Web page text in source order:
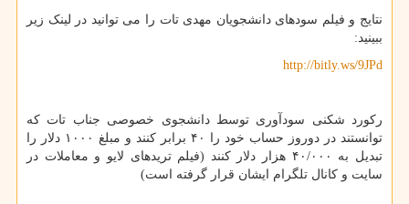
نتایج و فیلم سودهای دانشجویان مهدی تات را می توانید در لینک زیر
ببینید:
http://bitly.ws/9JPd
رکورد شکنی سودآوری توسط دانشجوی خصوصی جناب تات که
توانستند در دوروز حساب خود را ۴۰ برابر کنند و مبلغ ۱۰۰۰ دلار را
تبدیل به ۴۰/۰۰۰ هزار دلار کنند (فیلم تریدهای لایو و معاملات در
سایت و کانال تلگرام ایشان قرار گرفته است)